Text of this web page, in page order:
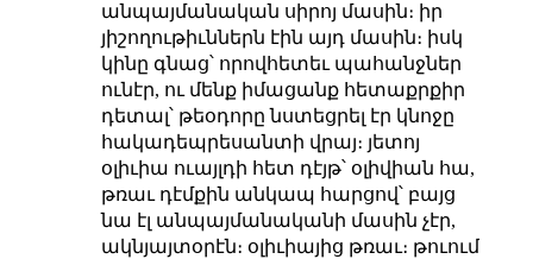
անպայմանական սիրոյ մասին։ իր
յիշողութիւններն էին այդ մասին։ իսկ
կինը գնաց՝ որովհետեւ պահանջներ
ունէր, ու մենք իմացանք հետաքրքիր
դետալ՝ թեօդորը նստեցրել էր կնոջը
հակադեպրեսանտի վրայ։ յետոյ
օլիւիա ուայլդի հետ դէյթ՝ օլիվիան հա,
թռաւ դէմքին անկապ հարցով՝ բայց
նա էլ անպայմանականի մասին չէր,
ակնյայտօրէն։ օլիւիայից թռաւ։ թուում